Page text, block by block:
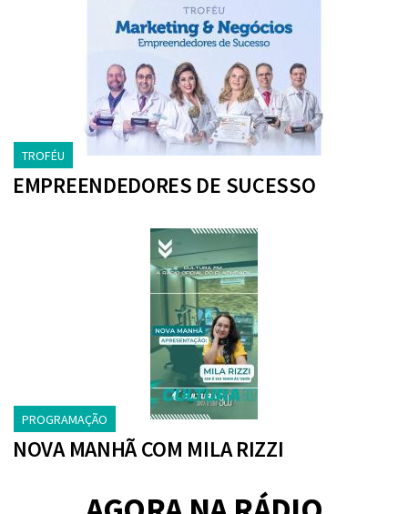
TROFÉU
EMPREENDEDORES DE SUCESSO
PROGRAMAÇÃO
NOVA MANHÃ COM MILA RIZZI